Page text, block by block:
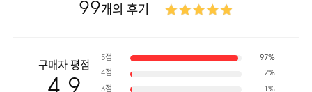
99개의 후기
구매자 평점
5점 97%
4점 2%
3점 1%